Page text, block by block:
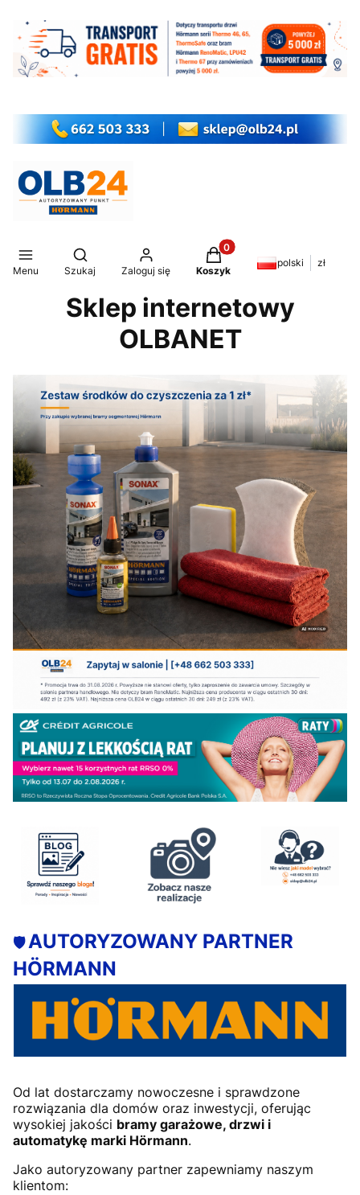
Menu
Otwórz wyszukiwarkę
Szukaj Zaloguj się
Produkty w koszyku: 0.
Koszyk
polski zł
Sklep internetowy
OLBANET
🛡️AUTORYZOWANY PARTNER
HÖRMANN
Od lat dostarczamy nowoczesne i sprawdzone
rozwiązania dla domów oraz inwestycji, oferując
wysokiej jakości bramy garażowe, drzwi i
automatykę marki Hörmann.
Jako autoryzowany partner zapewniamy naszym
klientom: